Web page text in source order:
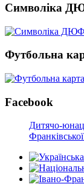
Символіка
Футбольна
Facebook
Дитячо-